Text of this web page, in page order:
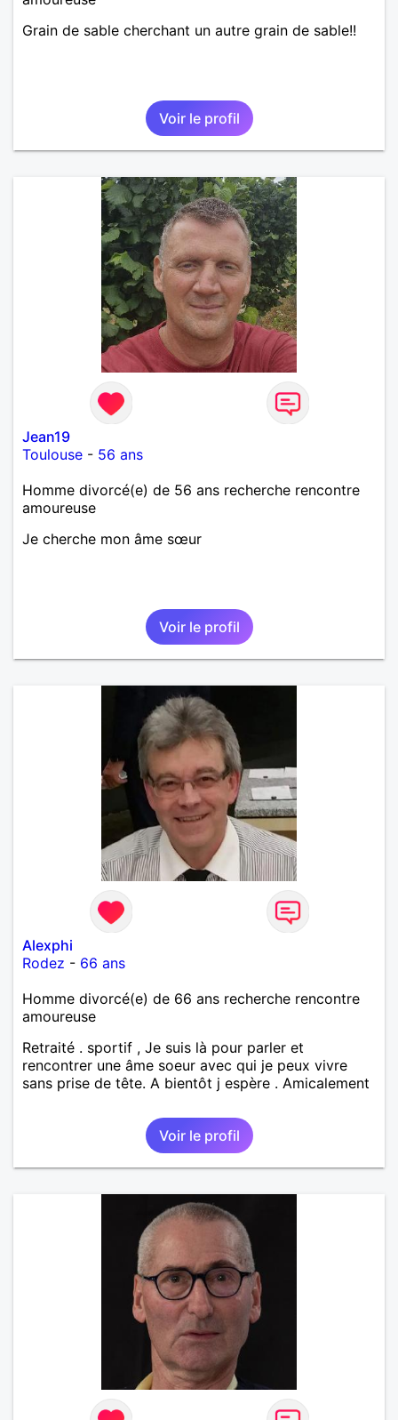
Grain de sable cherchant un autre grain de sable!!
Voir le profil
Jean19
Toulouse - 56 ans
Homme divorcé(e) de 56 ans recherche rencontre
amoureuse
Je cherche mon âme sœur
Voir le profil
Alexphi
Rodez - 66 ans
Homme divorcé(e) de 66 ans recherche rencontre
amoureuse
Retraité . sportif , Je suis là pour parler et
rencontrer une âme soeur avec qui je peux vivre
sans prise de tête. A bientôt j espère . Amicalement
Voir le profil